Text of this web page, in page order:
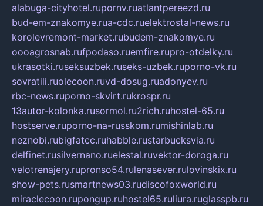
alabuga-cityhotel.rupornv.ruatlantpereezd.ru
bud-em-znakomye.rua-cdc.ruelektrostal-news.ru
korolevremont-market.rubudem-znakomye.ru
oooagrosnab.rufpodaso.ruemfire.rupro-otdelky.ru
ukrasotki.ruseksuzbek.ruseks-uzbek.ruporno-vk.ru
sovratili.ruolecoon.ruvd-dosug.ruadonyev.ru
rbc-news.ruporno-skvirt.rukrospr.ru
13autor-kolonka.rusormol.ru2rich.ruhostel-65.ru
hostserve.ruporno-na-russkom.rumishinlab.ru
neznobi.rubigfatcc.ruhabble.rustarbucksvia.ru
delfinet.rusilvernano.ruelestal.ruvektor-doroga.ru
velotrenajery.rupronso54.rulenasever.rulovinskix.ru
show-pets.rusmartnews03.rudiscofoxworld.ru
miraclecoon.rupongup.ruhostel65.ruliura.ruglasspb.ru